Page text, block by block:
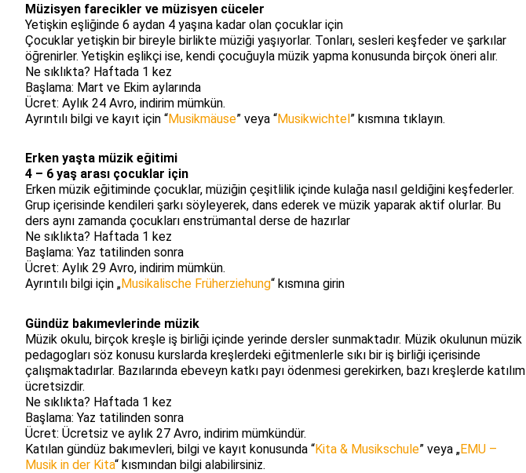
Müzisyen farecikler ve müzisyen cüceler
Yetişkin eşliğinde 6 aydan 4 yaşına kadar olan çocuklar için
Çocuklar yetişkin bir bireyle birlikte müziği yaşıyorlar. Tonları, sesleri keşfeder ve şarkılar
öğrenirler. Yetişkin eşlikçi ise, kendi çocuğuyla müzik yapma konusunda birçok öneri alır.
Ne sıklıkta? Haftada 1 kez
Başlama: Mart ve Ekim aylarında
Ücret: Aylık 24 Avro, indirim mümkün.
Ayrıntılı bilgi ve kayıt için “Musikmäuse” veya “Musikwichtel” kısmına tıklayın.
Erken yaşta müzik eğitimi
4 – 6 yaş arası çocuklar için
Erken müzik eğitiminde çocuklar, müziğin çeşitlilik içinde kulağa nasıl geldiğini keşfederler.
Grup içerisinde kendileri şarkı söyleyerek, dans ederek ve müzik yaparak aktif olurlar. Bu
ders aynı zamanda çocukları enstrümantal derse de hazırlar
Ne sıklıkta? Haftada 1 kez
Başlama: Yaz tatilinden sonra
Ücret: Aylık 29 Avro, indirim mümkün.
Ayrıntılı bilgi için „Musikalische Früherziehung“ kısmına girin
Gündüz bakımevlerinde müzik
Müzik okulu, birçok kreşle iş birliği içinde yerinde dersler sunmaktadır. Müzik okulunun müzik
pedagogları söz konusu kurslarda kreşlerdeki eğitmenlerle sıkı bir iş birliği içerisinde
çalışmaktadırlar. Bazılarında ebeveyn katkı payı ödenmesi gerekirken, bazı kreşlerde katılım
ücretsizdir.
Ne sıklıkta? Haftada 1 kez
Başlama: Yaz tatilinden sonra
Ücret: Ücretsiz ve aylık 27 Avro, indirim mümkündür.
Katılan gündüz bakımevleri, bilgi ve kayıt konusunda “Kita & Musikschule” veya „EMU –
Musik in der Kita“ kısmından bilgi alabilirsiniz.